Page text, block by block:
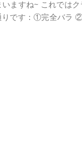
ますね~ これでは
です：①完全バラ